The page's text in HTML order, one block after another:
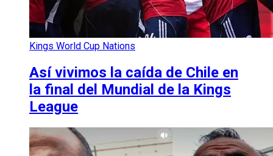
Kings World Cup Nations
Así vivimos la caída de Chile en
la final del Mundial de la Kings
League